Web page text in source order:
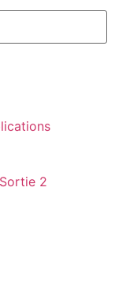
Sortie 2